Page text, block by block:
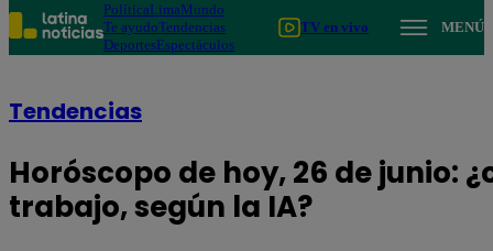
PolíticaLimaMundo
Te ayudoTendencias
DeportesEspectáculos
TV en vivo MENÚ
Tendencias
Horóscopo de hoy, 26 de junio:
trabajo, según la IA?